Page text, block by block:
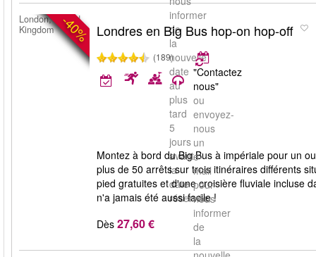
informer
de
la
nouvelle
date
au
plus
tard
5
jours
avant
la
date
réservée.
-40%
London, United
Kingdom
Londres en Big Bus hop-on hop-off
(189)
"Contactez
nous"
ou
envoyez-
nous
un
e-
mail
pour
nous
informer
de
la
Montez à bord du Big Bus à impériale pour un
plus de 50 arrêts sur trois itinéraires différents
pied gratuites et d'une croisière fluviale incluse
n'a jamais été aussi facile !
Dès 27,60 €